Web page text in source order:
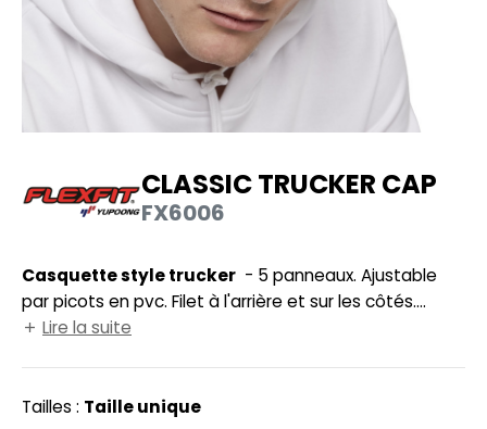
DE SERIE
VISIBILITE
MODULABLES
DE MAISON
YOUR BRAND
SI ON L'APPELAIT FRANCIS
CLASSIC TRUCKER CAP
FX6006
Casquette style trucker
par picots en pvc. Filet à l'arrière et sur les côtés.
Visière plate. 8 coutures sur la visière. Convient aux
Lire la suite
Tailles : Taille unique